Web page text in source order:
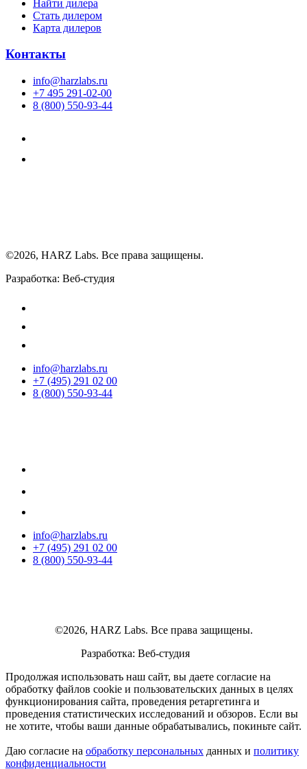
Найти дилера
Cтать дилером
Карта дилеров
Контакты
info@harzlabs.ru
+7 495 291-02-00
8 (800) 550-93-44
©2026, HARZ Labs. Все права защищены.
Разработка: Веб-студия
info@harzlabs.ru
+7 (495) 291 02 00
8 (800) 550-93-44
info@harzlabs.ru
+7 (495) 291 02 00
8 (800) 550-93-44
©2026, HARZ Labs. Все права защищены.
Разработка: Веб-студия
Продолжая использовать наш сайт, вы даете согласие на
обработку файлов cookie и пользовательских данных в целях
функционирования сайта, проведения ретаргетинга и
проведения статистических исследований и обзоров. Если вы
не хотите, чтобы ваши данные обрабатывались, покиньте сайт.
Даю согласие на обработку персональных данных и политику
конфиденциальности